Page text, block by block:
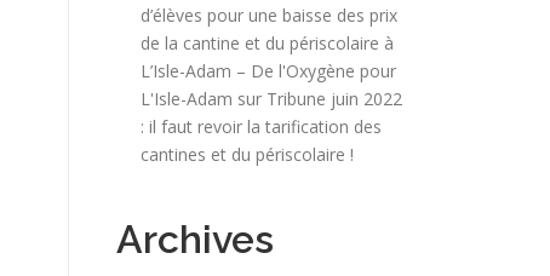
d’élèves pour une baisse des prix
de la cantine et du périscolaire à
L’Isle-Adam – De l'Oxygène pour
L'Isle-Adam sur Tribune juin 2022
: il faut revoir la tarification des
cantines et du périscolaire !
Archives